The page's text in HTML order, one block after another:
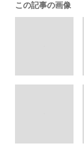
この記事の画像